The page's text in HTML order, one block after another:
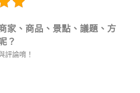
家、商品、景點、議題、方
？
評論唷！